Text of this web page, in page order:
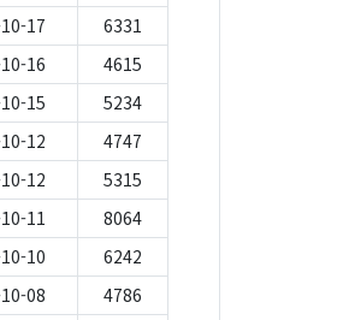
17
6331
16
4615
15
5234
12
4747
12
5315
11
8064
10
6242
08
4786